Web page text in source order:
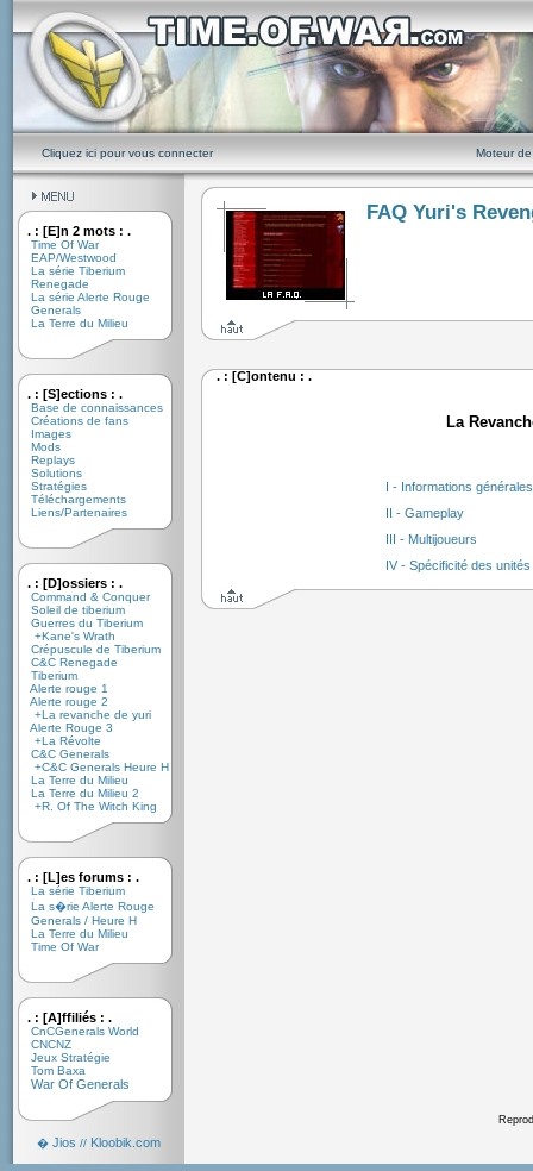
Cliquez ici pour vous connecter Moteur
. : [E]n 2 mots : .
Time Of War
EAP/Westwood
La série Tiberium
Renegade
La série Alerte Rouge
Generals
La Terre du Milieu
. : [S]ections : .
Base de connaissances
Créations de fans
Images
Mods
Replays
Solutions
Stratégies
Téléchargements
Liens/Partenaires
. : [D]ossiers : .
Command & Conquer
Soleil de tiberium
Guerres du Tiberium
+Kane's Wrath
Crépuscule de Tiberium
C&C Renegade
Tiberium
Alerte rouge 1
Alerte rouge 2
+La revanche de yuri
Alerte Rouge 3
+La Révolte
C&C Generals
+C&C Generals Heure H
La Terre du Milieu
La Terre du Milieu 2
+R. Of The Witch King
. : [L]es forums : .
La série Tiberium
La s�rie Alerte Rouge
Generals / Heure H
La Terre du Milieu
Time Of War
. : [A]ffiliés : .
CnCGenerals World
CNCNZ
Jeux Stratégie
Tom Baxa
War Of Generals
� Jios // Kloobik.com
FAQ Yuri's
. : [C]ontenu : .
La
I - Informations générales
II - Gameplay
III - Multijoueurs
IV - Spécificité des unités